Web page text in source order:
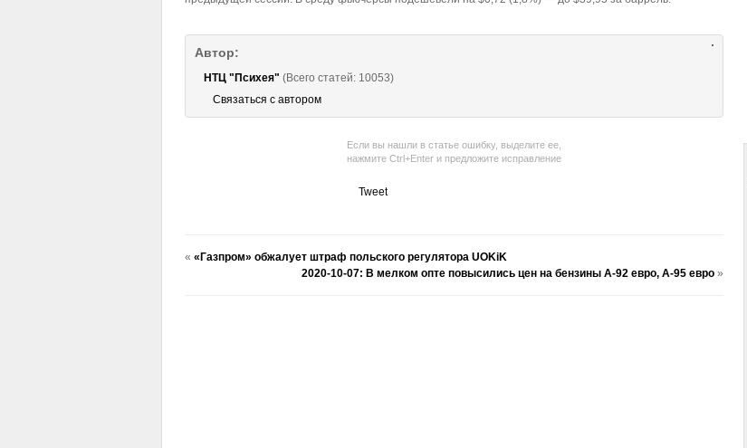
Автор:
НТЦ "Психея" (Всего статей: 10053)
Связаться с автором
Если вы нашли в статье ошибку, выделите ее,
нажмите Ctrl+Enter и предложите исправление
Tweet
« «Газпром» обжалует штраф польского регулятора UOKiK
2020-10-07: В мелком опте повысились цен на бензины А-92 евро, А-95 евро»